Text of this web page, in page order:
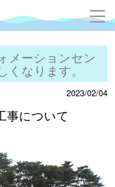
メーションセン
くなります。
2023/02/04
事について